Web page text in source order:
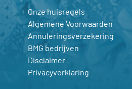
Onze huisregels
Algemene Voorwaarden
Annuleringsverzekering
BMG bedrijven
Disclaimer
Privacyverklaring